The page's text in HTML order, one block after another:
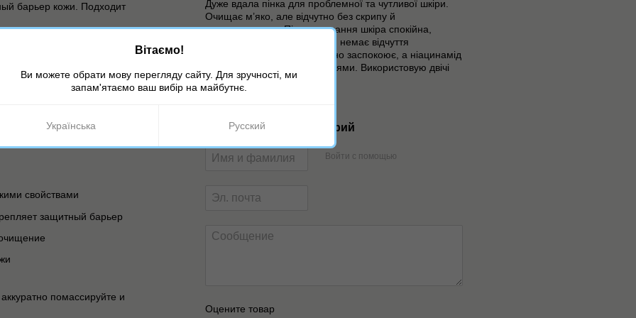
барьер кожи. Подходит
свойствами
защитный барьер
помассируйте и
Дуже вдала пінка для проблемної та чутливої шкіри.
Очищає м’яко, але відчутно без скрипу й
пересушування. Після вмивання шкіра спокійна,
зменшуються почервоніння, немає відчуття
стягнутості. Лаванда приємно заспокоює, а ніацинамід
реально працює з запаленнями. Використовую двічі
на день.
Новый отзыв или комментарий
Войти с помощью
Оцените товар
Вітаємо!
Ви можете обрати мову перегляду сайту. Для зручності, ми
запам'ятаємо ваш вибір на майбутнє.
Українська Русский